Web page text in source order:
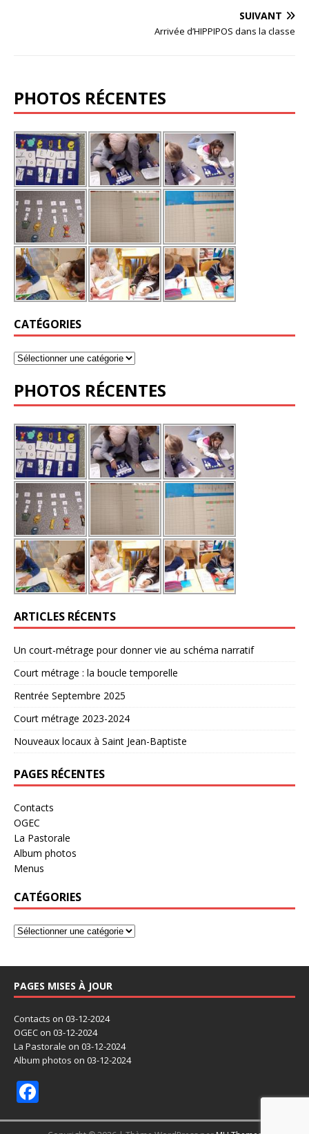
SUIVANT
Arrivée d’HIPPIPOS dans la classe
PHOTOS RÉCENTES
CATÉGORIES
PHOTOS RÉCENTES
ARTICLES RÉCENTS
Un court-métrage pour donner vie au schéma narratif
Court métrage : la boucle temporelle
Rentrée Septembre 2025
Court métrage 2023-2024
Nouveaux locaux à Saint Jean-Baptiste
PAGES RÉCENTES
Contacts
OGEC
La Pastorale
Album photos
Menus
CATÉGORIES
PAGES MISES À JOUR
Contacts on 03-12-2024
OGEC on 03-12-2024
La Pastorale on 03-12-2024
Album photos on 03-12-2024
ac